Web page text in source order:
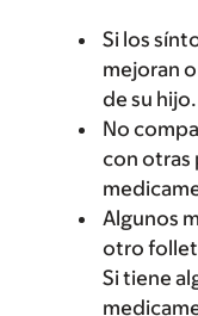
Si los
mejoran
de su hijo.
No
con otras
Algunos
otro
Si tiene